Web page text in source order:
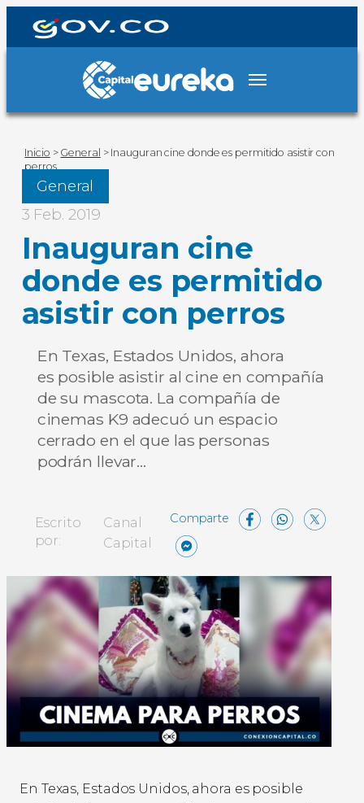
Inicio > General > Inauguran cine donde es permitido asistir con
perros
General
3 Feb. 2019
Inauguran cine
donde es permitido
asistir con perros
En Texas, Estados Unidos, ahora
es posible asistir al cine en compañía
de su mascota. La compañía de
cinemas K9 adecuó un espacio
cerrado en el que las personas
podrán llevar…
Escrito
por:
Canal
Capital
En Texas, Estados Unidos, ahora es posible